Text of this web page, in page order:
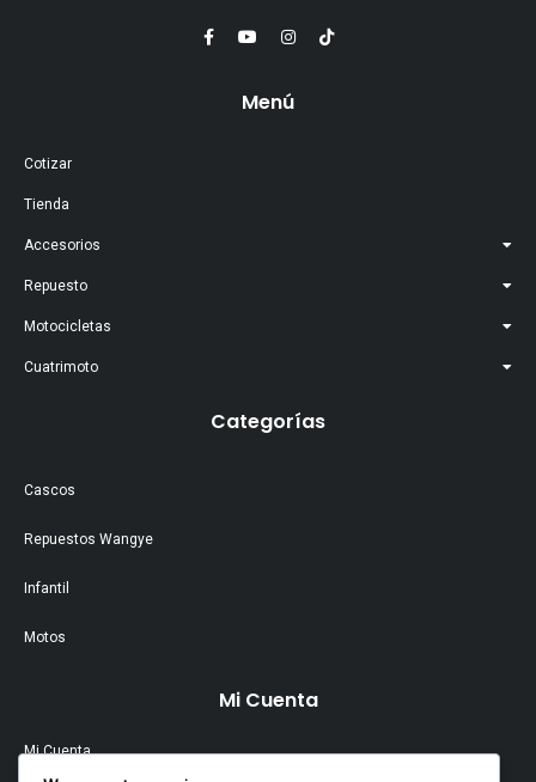
Menú
Cotizar
Tienda
Accesorios
Repuesto
Motocicletas
Cuatrimoto
Categorías
Cascos
Repuestos Wangye
Infantil
Motos
Mi Cuenta
Mi Cuenta